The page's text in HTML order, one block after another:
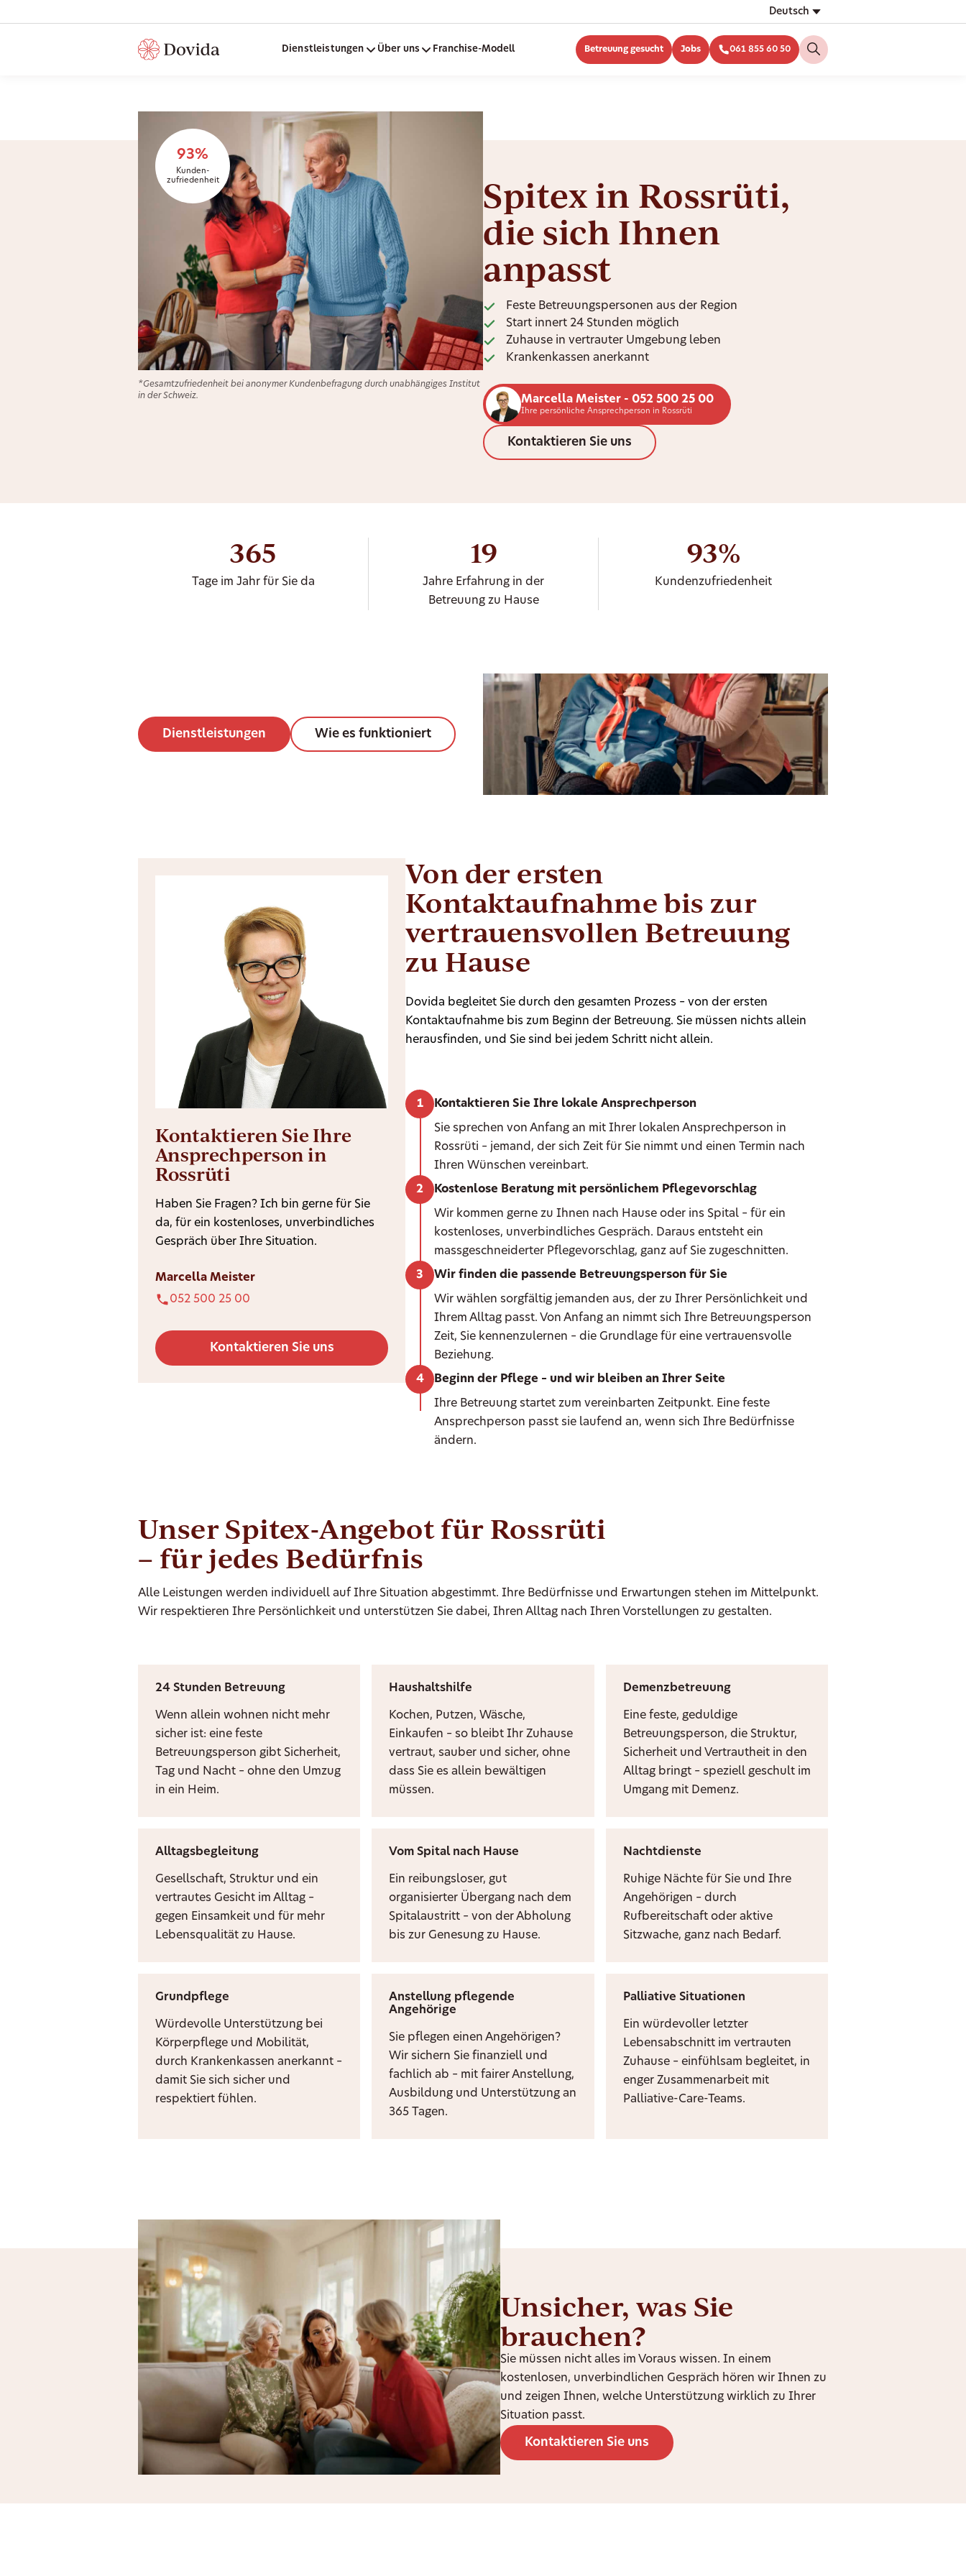
Deutsch
Dienstleistungen Über uns Franchise-Modell Betreuung gesucht Jobs 061 855 60 50
93%
Kunden-
zufriedenheit
*Gesamtzufriedenheit bei anonymer Kundenbefragung durch unabhängiges Institut
in der Schweiz.
Spitex in Rossrüti,
die sich Ihnen
anpasst
Feste Betreuungspersonen aus der Region
Start innert 24 Stunden möglich
Zuhause in vertrauter Umgebung leben
Krankenkassen anerkannt
Marcella Meister - 052 500 25 00
Ihre persönliche Ansprechperson in Rossrüti
Kontaktieren Sie uns
365
Tage im Jahr für Sie da
19
Jahre Erfahrung in der
Betreuung zu Hause
93%
Kundenzufriedenheit
Dienstleistungen Wie es funktioniert
Kontaktieren Sie Ihre
Ansprechperson in
Rossrüti
Haben Sie Fragen? Ich bin gerne für Sie
da, für ein kostenloses, unverbindliches
Gespräch über Ihre Situation.
Marcella Meister
052 500 25 00
Kontaktieren Sie uns
Von der ersten
Kontaktaufnahme bis zur
vertrauensvollen Betreuung
zu Hause
Dovida begleitet Sie durch den gesamten Prozess – von der ersten
Kontaktaufnahme bis zum Beginn der Betreuung. Sie müssen nichts allein
herausfinden, und Sie sind bei jedem Schritt nicht allein.
Kontaktieren Sie Ihre lokale Ansprechperson
Sie sprechen von Anfang an mit Ihrer lokalen Ansprechperson in
Rossrüti – jemand, der sich Zeit für Sie nimmt und einen Termin nach
Ihren Wünschen vereinbart.
Kostenlose Beratung mit persönlichem Pflegevorschlag
Wir kommen gerne zu Ihnen nach Hause oder ins Spital – für ein
kostenloses, unverbindliches Gespräch. Daraus entsteht ein
massgeschneiderter Pflegevorschlag, ganz auf Sie zugeschnitten.
Wir finden die passende Betreuungsperson für Sie
Wir wählen sorgfältig jemanden aus, der zu Ihrer Persönlichkeit und
Ihrem Alltag passt. Von Anfang an nimmt sich Ihre Betreuungsperson
Zeit, Sie kennenzulernen – die Grundlage für eine vertrauensvolle
Beziehung.
Beginn der Pflege – und wir bleiben an Ihrer Seite
Ihre Betreuung startet zum vereinbarten Zeitpunkt. Eine feste
Ansprechperson passt sie laufend an, wenn sich Ihre Bedürfnisse
ändern.
Unser Spitex-Angebot für Rossrüti
– für jedes Bedürfnis
Alle Leistungen werden individuell auf Ihre Situation abgestimmt. Ihre Bedürfnisse und Erwartungen stehen im Mittelpunkt.
Wir respektieren Ihre Persönlichkeit und unterstützen Sie dabei, Ihren Alltag nach Ihren Vorstellungen zu gestalten.
24 Stunden Betreuung
Wenn allein wohnen nicht mehr
sicher ist: eine feste
Betreuungsperson gibt Sicherheit,
Tag und Nacht – ohne den Umzug
in ein Heim.
Haushaltshilfe
Kochen, Putzen, Wäsche,
Einkaufen – so bleibt Ihr Zuhause
vertraut, sauber und sicher, ohne
dass Sie es allein bewältigen
müssen.
Demenzbetreuung
Eine feste, geduldige
Betreuungsperson, die Struktur,
Sicherheit und Vertrautheit in den
Alltag bringt – speziell geschult im
Umgang mit Demenz.
Alltagsbegleitung
Gesellschaft, Struktur und ein
vertrautes Gesicht im Alltag –
gegen Einsamkeit und für mehr
Lebensqualität zu Hause.
Vom Spital nach Hause
Ein reibungsloser, gut
organisierter Übergang nach dem
Spitalaustritt – von der Abholung
bis zur Genesung zu Hause.
Nachtdienste
Ruhige Nächte für Sie und Ihre
Angehörigen – durch
Rufbereitschaft oder aktive
Sitzwache, ganz nach Bedarf.
Grundpflege
Würdevolle Unterstützung bei
Körperpflege und Mobilität,
durch Krankenkassen anerkannt –
damit Sie sich sicher und
respektiert fühlen.
Anstellung pflegende
Angehörige
Sie pflegen einen Angehörigen?
Wir sichern Sie finanziell und
fachlich ab – mit fairer Anstellung,
Ausbildung und Unterstützung an
365 Tagen.
Palliative Situationen
Ein würdevoller letzter
Lebensabschnitt im vertrauten
Zuhause – einfühlsam begleitet, in
enger Zusammenarbeit mit
Palliative-Care-Teams.
Unsicher, was Sie
brauchen?
Sie müssen nicht alles im Voraus wissen. In einem
kostenlosen, unverbindlichen Gespräch hören wir Ihnen zu
und zeigen Ihnen, welche Unterstützung wirklich zu Ihrer
Situation passt.
Kontaktieren Sie uns